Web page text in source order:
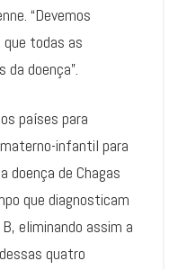
“Devemos
todas as
da doença”.
países para
infantil para
de Chagas
que diagnosticam
eliminando assim a
quatro